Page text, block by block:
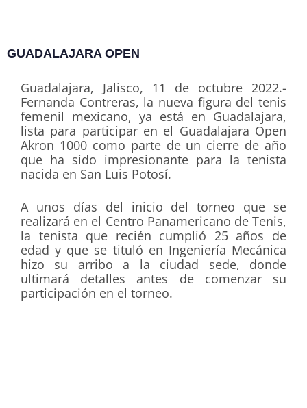
GUADALAJARA OPEN
Guadalajara, Jalisco, 11 de octubre 2022.-
Fernanda Contreras, la nueva figura del tenis
femenil mexicano, ya está en Guadalajara,
lista para participar en el Guadalajara Open
Akron 1000 como parte de un cierre de año
que ha sido impresionante para la tenista
nacida en San Luis Potosí.
A unos días del inicio del torneo que se
realizará en el Centro Panamericano de Tenis,
la tenista que recién cumplió 25 años de
edad y que se tituló en Ingeniería Mecánica
hizo su arribo a la ciudad sede, donde
ultimará detalles antes de comenzar su
participación en el torneo.